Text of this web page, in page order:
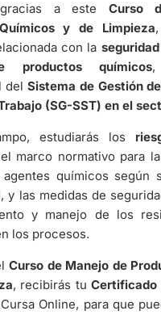
gracias a este Curso
y de Limpieza
con la
productos químicos,
del Sistema de Gestión
(SG-SST) en el
estudiarás los
marco normativo para
químicos según
y las medidas de
y manejo de los
los procesos.
Curso de Manejo de
, recibirás tu Certificado
Online, para que